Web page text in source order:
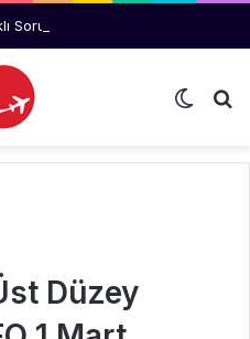
Dış
Düzey